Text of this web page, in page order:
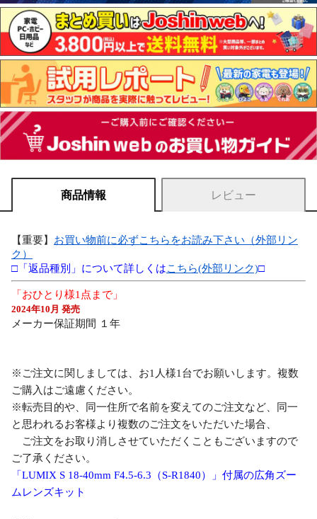
商品情報 レビュー
【重要】 お買い物前に必ずこちらをお読み下さい（外部リン
ク）
□「返品種別」について詳しくはこちら(外部リンク)□
「おひとり様1点まで」
2024年10月 発売
メーカー保証期間 １年
※ご注文に関しましては、お1人様1台でお願いします。複数
ご購入はご遠慮ください。
※転売目的や、同一住所で名前を変えてのご注文など、同一
と思われるお客様より複数のご注文をいただいた場合、
ご注文をお取り消しさせていただくこともございますので
ご了承ください。
「LUMIX S 18-40mm F4.5-6.3（S-R1840）」付属の広角ズー
ムレンズキット